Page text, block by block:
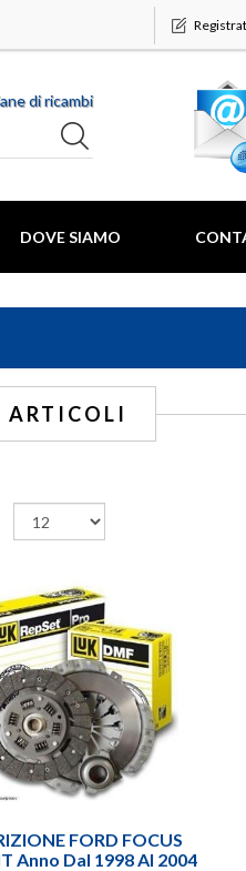
di ricambi
DOVE SIAMO
ARTICOLI
FORD FOCUS
Anno Dal 1998 Al 2004